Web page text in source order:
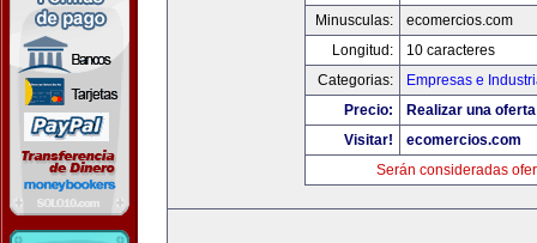
Minusculas:
ecomercios.com
Longitud:
10 caracteres
Categorias:
Empresas e
Precio:
Realizar una
Visitar!
ecomercios.com
Serán consideradas